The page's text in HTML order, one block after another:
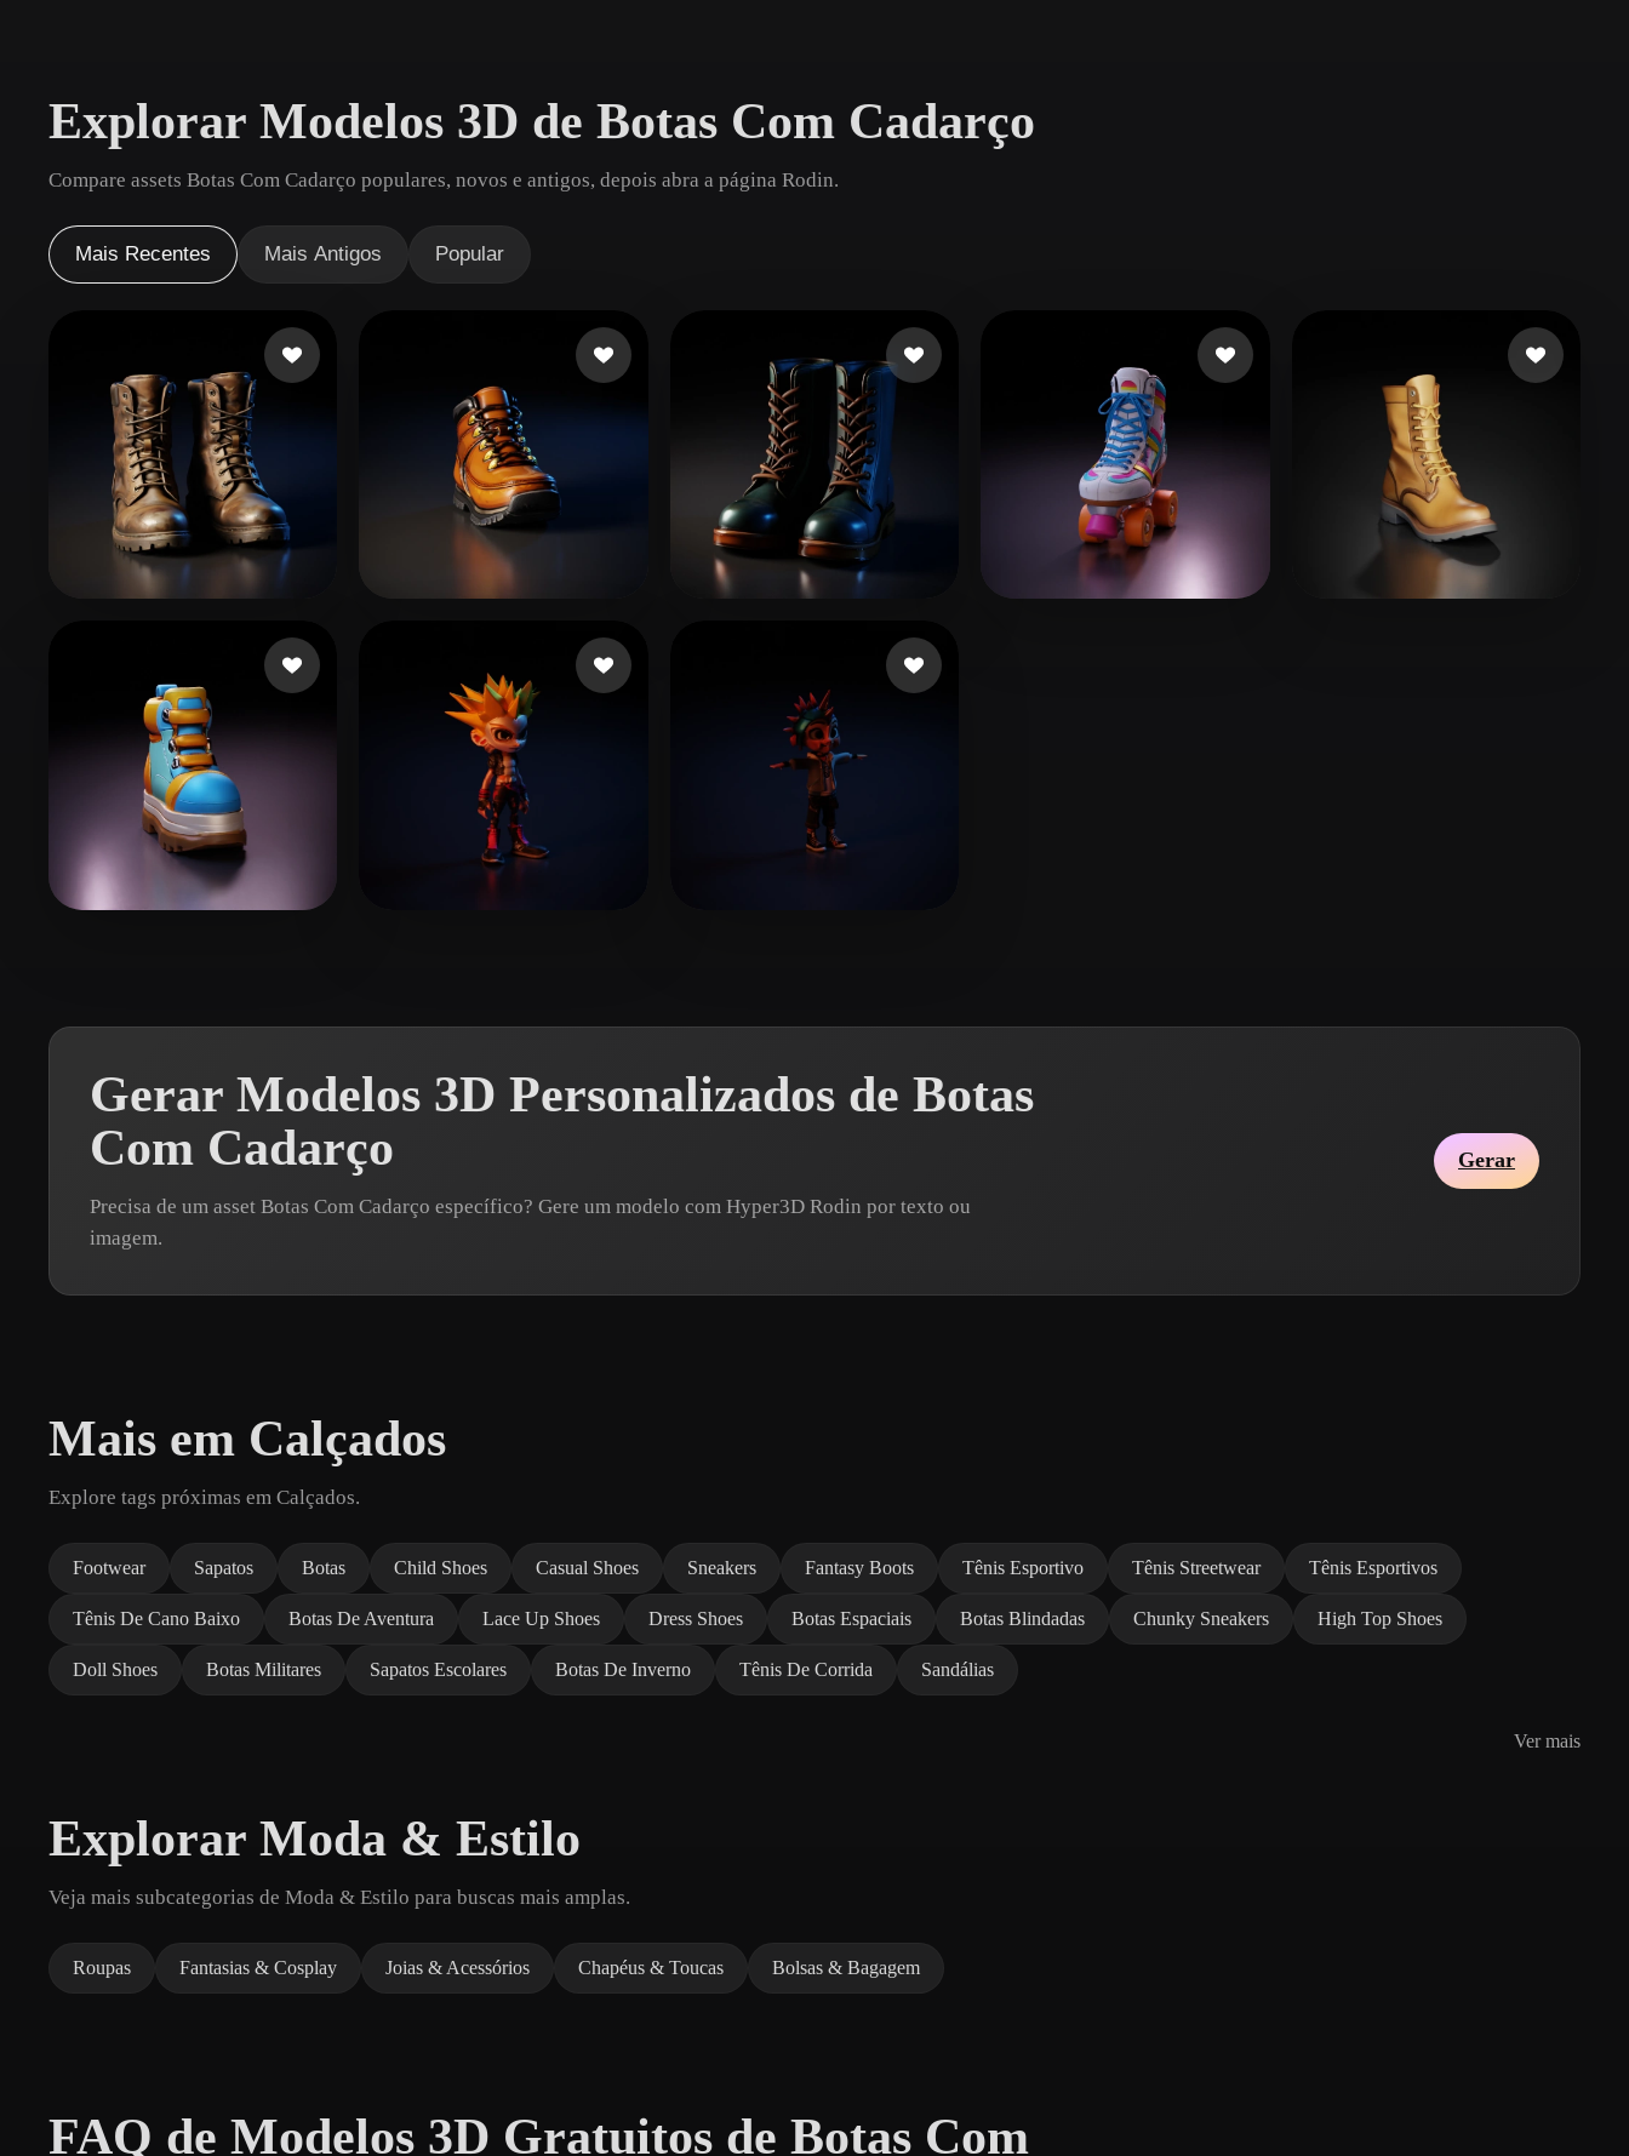
NFT Creation E-commerce VR/AR
Design
Plug-Ins
Blender Unity Unreal Godot
Abstract Cartoon Cel-Shaded Gothic
Hand-Painted Isometric Low Poly Modern
Photorealistic Realistic Stylized Voxel
Explorar Modelos 3D de Botas Com Cadarço
Compare assets Botas Com Cadarço populares, novos e antigos, depois abra a página Rodin.
Mais Recentes Mais Antigos Popular
43 curtidas 24 curtidas
Gerar Modelos 3D Personalizados de Botas
Com Cadarço
Precisa de um asset Botas Com Cadarço específico? Gere um modelo com Hyper3D Rodin por texto ou
imagem.
Gerar
Mais em Calçados
Explore tags próximas em Calçados.
Footwear Sapatos Botas Child Shoes Casual Shoes Sneakers Fantasy Boots Tênis Esportivo Tênis Streetwear Tênis Esportivos
Tênis De Cano Baixo Botas De Aventura Lace Up Shoes Dress Shoes Botas Espaciais Botas Blindadas Chunky Sneakers High Top Shoes
Doll Shoes Botas Militares Sapatos Escolares Botas De Inverno Tênis De Corrida Sandálias
Ver mais
Explorar Moda & Estilo
Veja mais subcategorias de Moda & Estilo para buscas mais amplas.
Roupas Fantasias & Cosplay Joias & Acessórios Chapéus & Toucas Bolsas & Bagagem
FAQ de Modelos 3D Gratuitos de Botas Com